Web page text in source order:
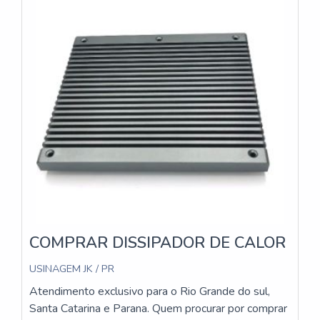
com seus clientes, aprimorando o desenho dos
dissipadores para garantir a melhor performance e
redução de custos diretos e indiretos dos
produtos.Com um time de profissionais altamente
qualificados e equipamentos de última geração, a
USINAGEM JK se destaca no mercado pela
qualidade de seus produtos e pela excelência no
atendimento ao cliente. Se você busca um dissipador
de calor sob medida e de alta qualidade, não hesite
em contatar a USINAGEM JK.
COMPRAR DISSIPADOR DE CALOR
USINAGEM JK / PR
Atendimento exclusivo para o Rio Grande do sul,
Santa Catarina e Parana. Quem procurar por comprar